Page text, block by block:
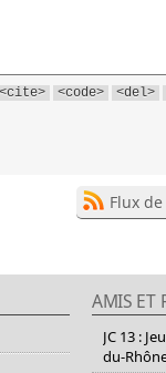
<cite> <code> <del>
Flux
AMIS ET
JC 13 :
du-